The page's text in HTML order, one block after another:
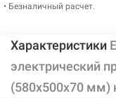
• Безналичный расчет.
Характеристики
электрический
(580х500х70